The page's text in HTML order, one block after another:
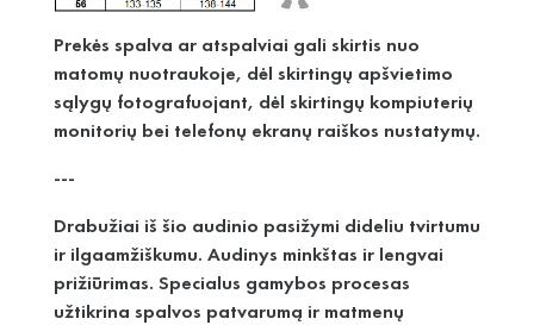
Prekės spalva ar atspalviai gali skirtis nuo
matomų nuotraukoje, dėl skirtingų apšvietimo
sąlygų fotografuojant, dėl skirtingų kompiuterių
monitorių bei telefonų ekranų raiškos nustatymų.
---
Drabužiai iš šio audinio pasižymi dideliu tvirtumu
ir ilgaamžiškumu. Audinys minkštas ir lengvai
prižiūrimas. Specialus gamybos procesas
užtikrina spalvos patvarumą ir matmenų